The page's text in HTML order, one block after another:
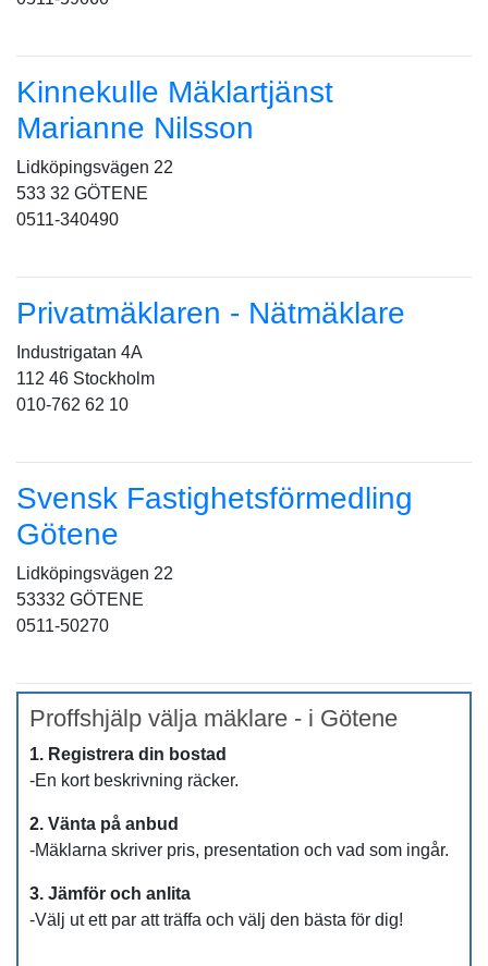
Kinnekulle Mäklartjänst
Marianne Nilsson
Lidköpingsvägen 22
533 32 GÖTENE
0511-340490
Privatmäklaren - Nätmäklare
Industrigatan 4A
112 46 Stockholm
010-762 62 10
Svensk Fastighetsförmedling
Götene
Lidköpingsvägen 22
53332 GÖTENE
0511-50270
Proffshjälp välja mäklare - i Götene
1. Registrera din bostad
-En kort beskrivning räcker.
2. Vänta på anbud
-Mäklarna skriver pris, presentation och vad som ingår.
3. Jämför och anlita
-Välj ut ett par att träffa och välj den bästa för dig!